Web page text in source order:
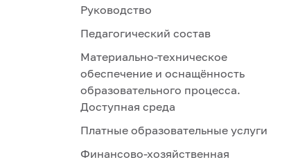
Руководство
Педагогический состав
Материально-техническое
обеспечение и оснащённость
образовательного процесса.
Доступная среда
Платные образовательные услуги
Финансово-хозяйственная